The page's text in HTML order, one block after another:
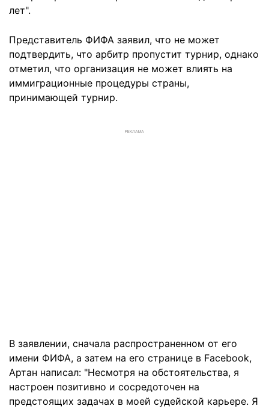
лет".
Представитель ФИФА заявил, что не может
подтвердить, что арбитр пропустит турнир, однако
отметил, что организация не может влиять на
иммиграционные процедуры страны,
принимающей турнир.
РЕКЛАМА
В заявлении, сначала распространенном от его
имени ФИФА, а затем на его странице в Facebook,
Артан написал: "Несмотря на обстоятельства, я
настроен позитивно и сосредоточен на
предстоящих задачах в моей судейской карьере. Я